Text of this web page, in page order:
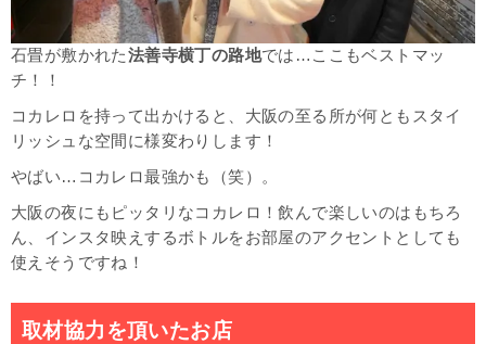
石畳が敷かれた法善寺横丁の路地では…ここもベストマッ
チ！！
コカレロを持って出かけると、大阪の至る所が何ともスタイ
リッシュな空間に様変わりします！
やばい…コカレロ最強かも（笑）。
大阪の夜にもピッタリなコカレロ！飲んで楽しいのはもちろ
ん、インスタ映えするボトルをお部屋のアクセントとしても
使えそうですね！
取材協力を頂いたお店